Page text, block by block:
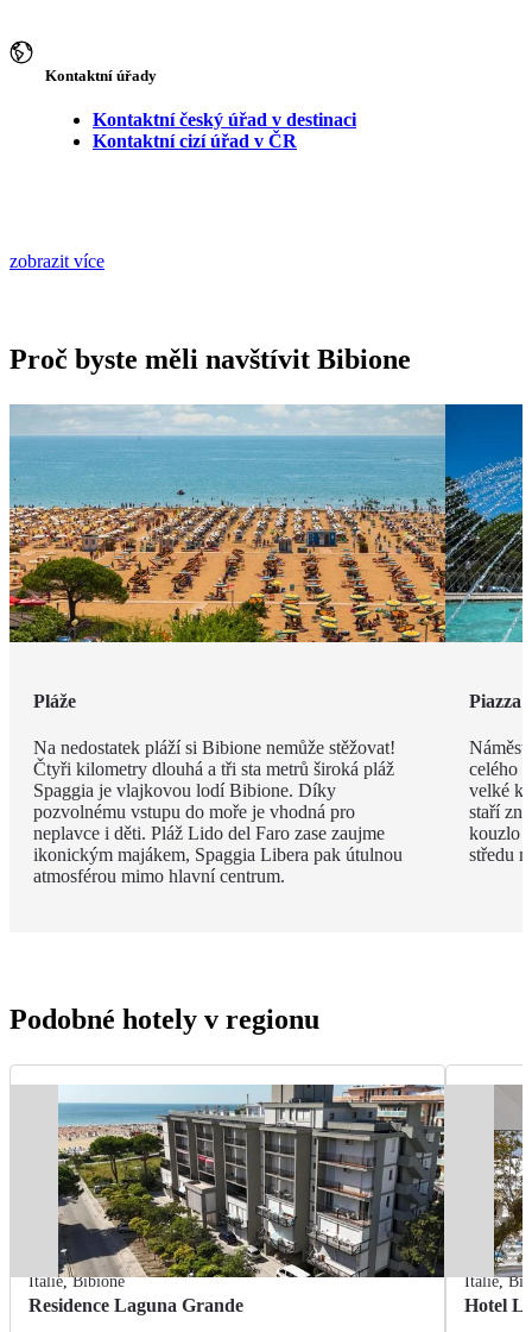
Kontaktní úřady
Kontaktní český úřad v destinaci
Kontaktní cizí úřad v ČR
zobrazit více
Proč byste měli navštívit Bibione
Pláže
Na nedostatek pláží si Bibione nemůže stěžovat!
Čtyři kilometry dlouhá a tři sta metrů široká pláž
Spaggia je vlajkovou lodí Bibione. Díky
pozvolnému vstupu do moře je vhodná pro
neplavce i děti. Pláž Lido del Faro zase zaujme
ikonickým majákem, Spaggia Libera pak útulnou
atmosférou mimo hlavní centrum.
Piazza
celého
velké
staří
kouzlo
středu
Podobné hotely v regionu
Itálie,Bibione
Residence Laguna Grande
Itálie,
Hotel